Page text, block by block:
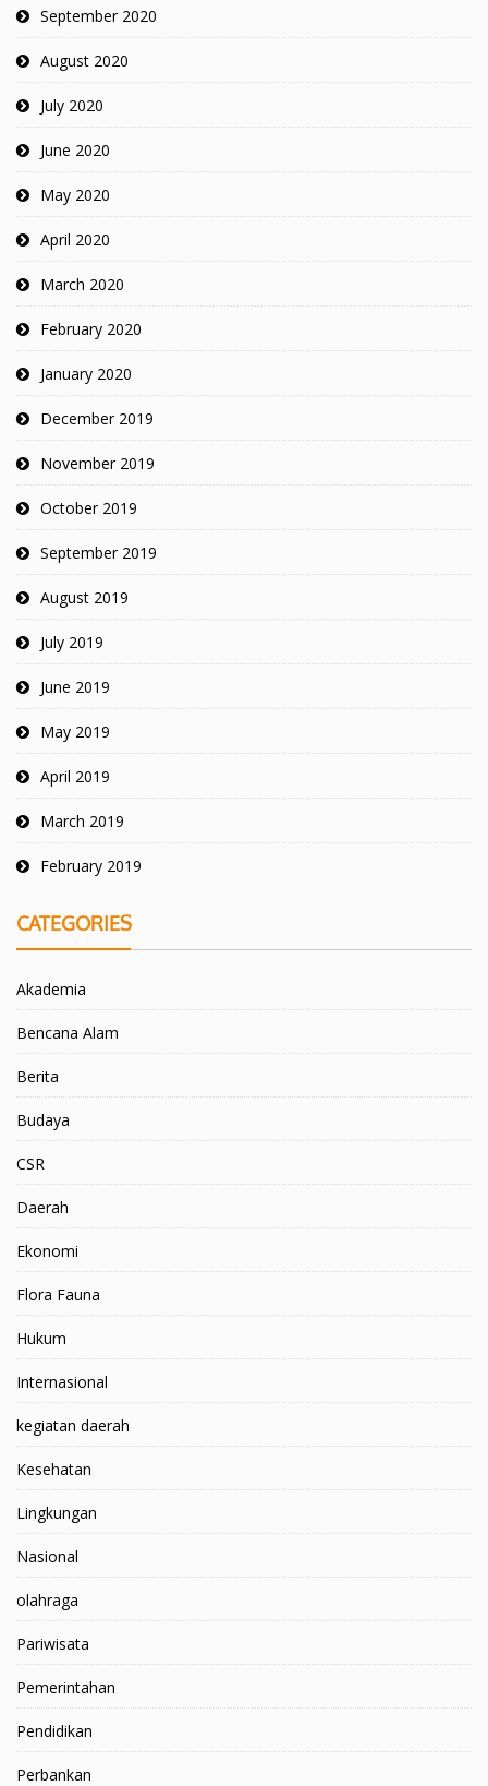
September 2020
August 2020
July 2020
June 2020
May 2020
April 2020
March 2020
February 2020
January 2020
December 2019
November 2019
October 2019
September 2019
August 2019
July 2019
June 2019
May 2019
April 2019
March 2019
February 2019
CATEGORIES
Akademia
Bencana Alam
Berita
Budaya
CSR
Daerah
Ekonomi
Flora Fauna
Hukum
Internasional
kegiatan daerah
Kesehatan
Lingkungan
Nasional
olahraga
Pariwisata
Pemerintahan
Pendidikan
Perbankan